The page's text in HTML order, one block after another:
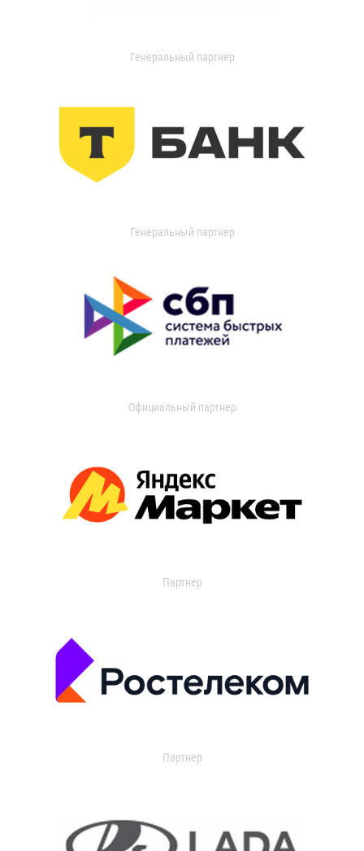
Генеральный партнер
Генеральный партнер
Официальный партнер
Партнер
Партнер